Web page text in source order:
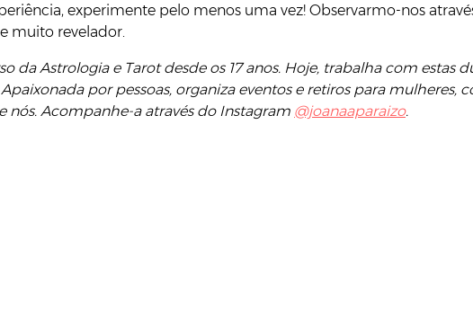
experimente pelo menos uma vez! Observarmo-nos
muito revelador.
da Astrologia e Tarot desde os 17 anos. Hoje, trabalha com estas
Apaixonada por pessoas, organiza eventos e retiros para
nós. Acompanhe-a através do Instagram @joanaaparaizo.